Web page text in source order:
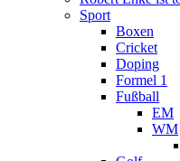
Sport
Boxen
Cricket
Doping
Formel 1
Fußball
EM
WM